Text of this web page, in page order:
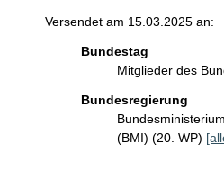
Versendet am 15.03.2025 an:
Bundestag
Mitglieder des
Bundesregierung
(BMI) (20. WP)